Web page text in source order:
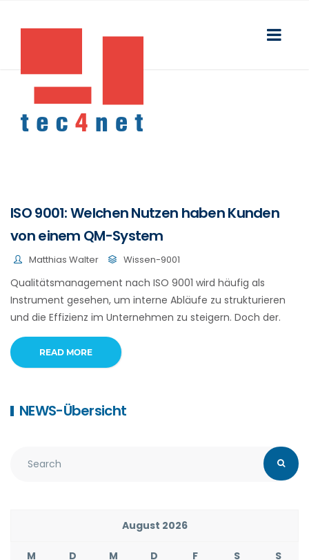
ISO 9001: Welchen Nutzen haben Kunden
von einem QM-System
Matthias Walter Wissen-9001
Qualitätsmanagement nach ISO 9001 wird häufig als
Instrument gesehen, um interne Abläufe zu strukturieren
und die Effizienz im Unternehmen zu steigern. Doch der.
READ MORE
NEWS-Übersicht
August 2026
M D M D F S S